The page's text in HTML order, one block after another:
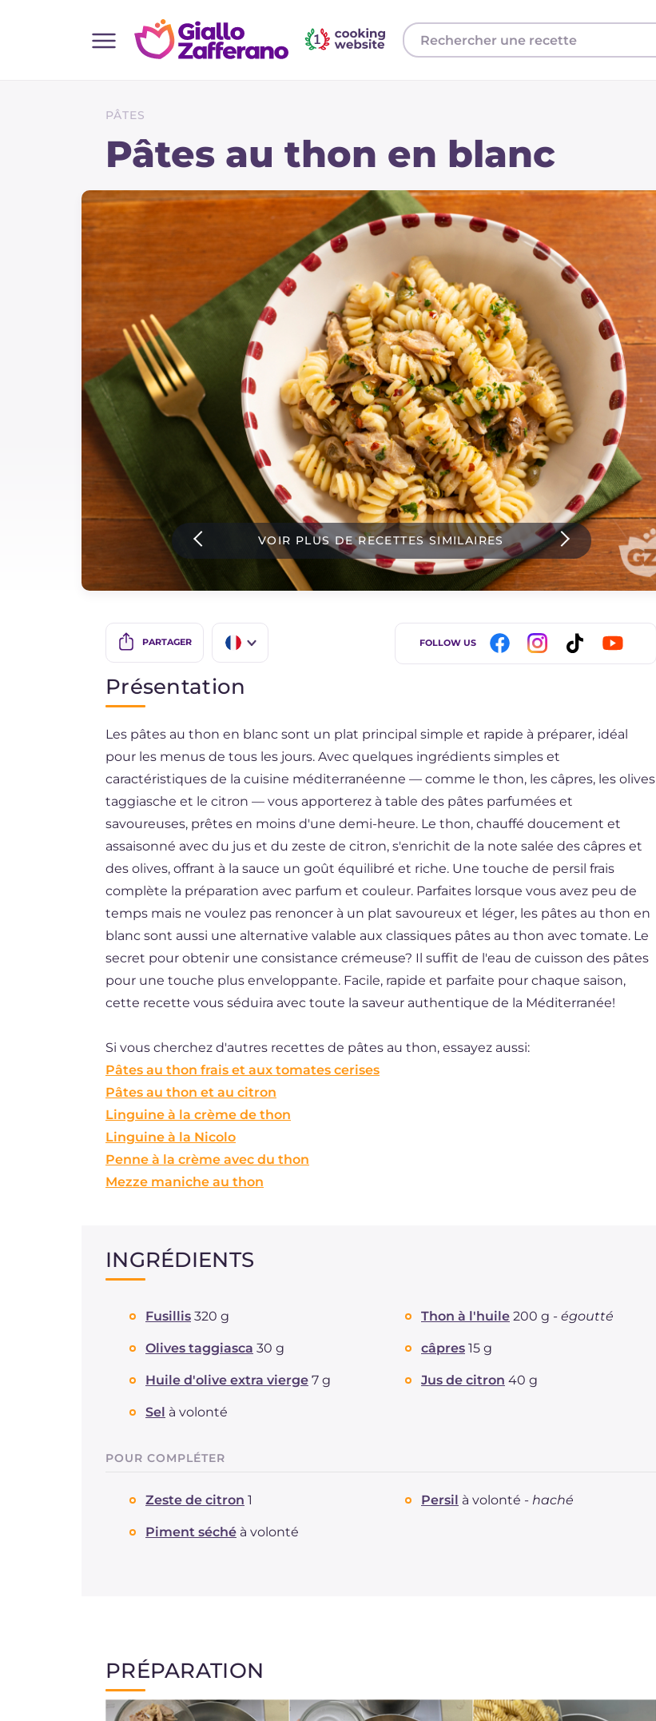
Toutes les recettes
Plats principaux
Boissons et rafraîchissements
Pizzas et focaccia
Gateaux et patisserie
Dernieres recettes
Instagram
YouTube
PÂTES
Pâtes au thon en blanc
VOIR PLUS DE RECETTES SIMILAIRES
PARTAGER
DE
BR
NL
FOLLOW US
Présentation
Les pâtes au thon en blanc sont un plat principal simple et rapide à préparer, idéal
pour les menus de tous les jours. Avec quelques ingrédients simples et
caractéristiques de la cuisine méditerranéenne — comme le thon, les câpres, les olives
taggiasche et le citron — vous apporterez à table des pâtes parfumées et
savoureuses, prêtes en moins d'une demi-heure. Le thon, chauffé doucement et
assaisonné avec du jus et du zeste de citron, s'enrichit de la note salée des câpres et
des olives, offrant à la sauce un goût équilibré et riche. Une touche de persil frais
complète la préparation avec parfum et couleur. Parfaites lorsque vous avez peu de
temps mais ne voulez pas renoncer à un plat savoureux et léger, les pâtes au thon en
blanc sont aussi une alternative valable aux classiques pâtes au thon avec tomate. Le
secret pour obtenir une consistance crémeuse? Il suffit de l'eau de cuisson des pâtes
pour une touche plus enveloppante. Facile, rapide et parfaite pour chaque saison,
cette recette vous séduira avec toute la saveur authentique de la Méditerranée!
Si vous cherchez d'autres recettes de pâtes au thon, essayez aussi:
Pâtes au thon frais et aux tomates cerises
Pâtes au thon et au citron
Linguine à la crème de thon
Linguine à la Nicolo
Penne à la crème avec du thon
Mezze maniche au thon
INGRÉDIENTS
Fusillis 320 g Thon à l'huile 200 g - égoutté
Olives taggiasca 30 g câpres 15 g
Huile d'olive extra vierge 7 g Jus de citron 40 g
Sel à volonté
POUR COMPLÉTER
Zeste de citron 1 Persil à volonté - haché
Piment séché à volonté
PRÉPARATION